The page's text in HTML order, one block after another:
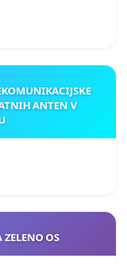
ANTEN V
OS